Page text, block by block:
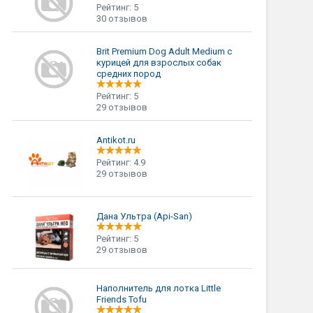
Рейтинг: 5
30 отзывов
Brit Premium Dog Adult Medium с
курицей для взрослых собак
средних пород
Рейтинг: 5
29 отзывов
Antikot.ru
Рейтинг: 4.9
29 отзывов
Дана Ультра (Api-San)
Рейтинг: 5
29 отзывов
Наполнитель для лотка Little
Friends Tofu